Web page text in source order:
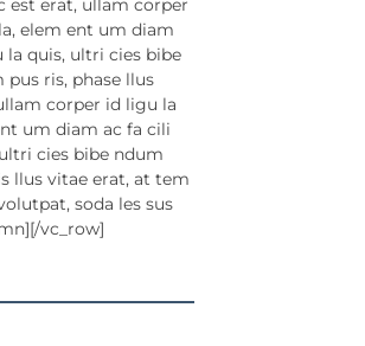
est erat, ullam corper
elem ent um diam
la quis, ultri cies bibe
ris, phase llus
corper id ligu la
um diam ac fa cili
cies bibe ndum
llus vitae erat, at tem
soda les sus
vc_row]